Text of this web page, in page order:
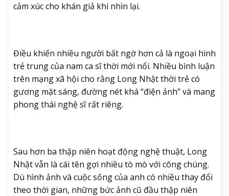
cảm xúc cho khán giả khi nhìn lại.
Điều khiến nhiều người bất ngờ hơn cả là ngoại hình
trẻ trung của nam ca sĩ thời mới nổi. Nhiều bình luận
trên mạng xã hội cho rằng Long Nhật thời trẻ có
gương mặt sáng, đường nét khá “điện ảnh” và mang
phong thái nghệ sĩ rất riêng.
Sau hơn ba thập niên hoạt động nghệ thuật, Long
Nhật vẫn là cái tên gợi nhiều tò mò với công chúng.
Dù hình ảnh và cuộc sống của anh có nhiều thay đổi
theo thời gian, những bức ảnh cũ đầu thập niên